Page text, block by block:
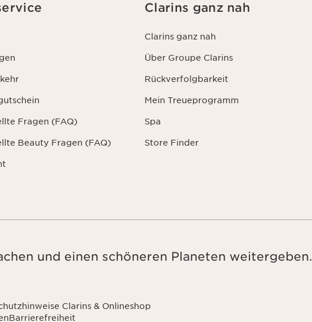
Fragen (FAQ)
Beauty Fragen (FAQ)
Clarins ganz nah
Clarins ganz nah
Über Groupe Clarins
Rückverfolgbarkeit
Mein Treueprogramm
Spa
Store Finder
und einen schöneren Planeten weitergeben.
Clarins & Onlineshop
Barrierefreiheit